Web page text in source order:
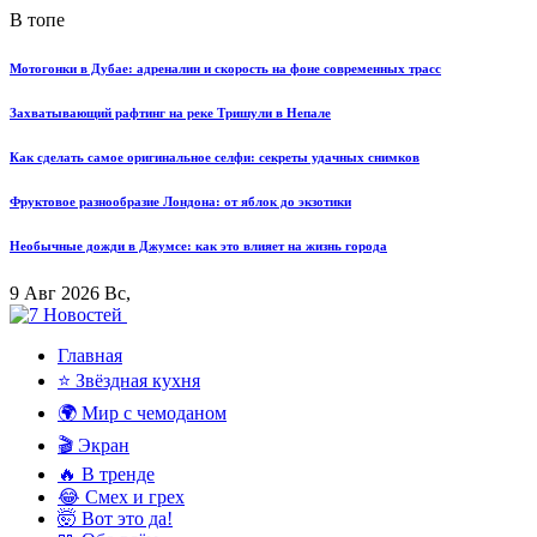
В топе
Мотогонки в Дубае: адреналин и скорость на фоне современных трасс
Захватывающий рафтинг на реке Тришули в Непале
Как сделать самое оригинальное селфи: секреты удачных снимков
Фруктовое разнообразие Лондона: от яблок до экзотики
Необычные дожди в Джумсе: как это влияет на жизнь города
9 Авг 2026 Вс,
Главная
⭐ Звёздная кухня
🌍 Мир с чемоданом
🎬 Экран
🔥 В тренде
😂 Смех и грех
🤯 Вот это да!